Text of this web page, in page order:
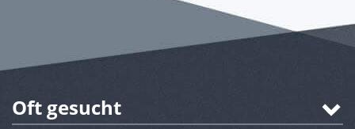
Oft gesucht